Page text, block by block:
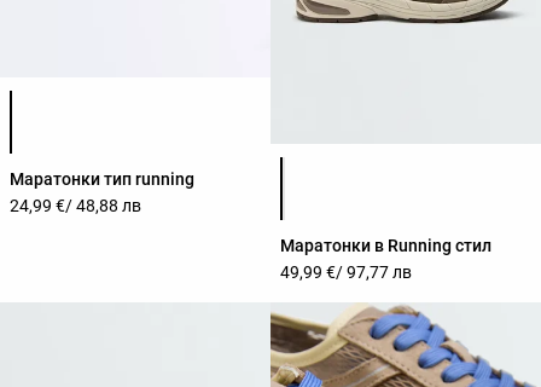
Маратонки тип running
24,99 €/ 48,88 лв
Маратонки в Running стил
49,99 €/ 97,77 лв